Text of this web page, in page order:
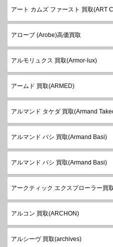
アート カムズ ファースト 買取(ART
アローブ
アルモリュクス 買取(Armor-lux)
アームド 買取(ARMED)
アルマンド タケダ 買取(Armand
アルマンド バシ 買取(Armand Basi)
アルマンド バシ 買取(Armand Basi)
アークティック エクスプローラー買
アルコン 買取(ARCHON)
アルシーヴ 買取(archives)